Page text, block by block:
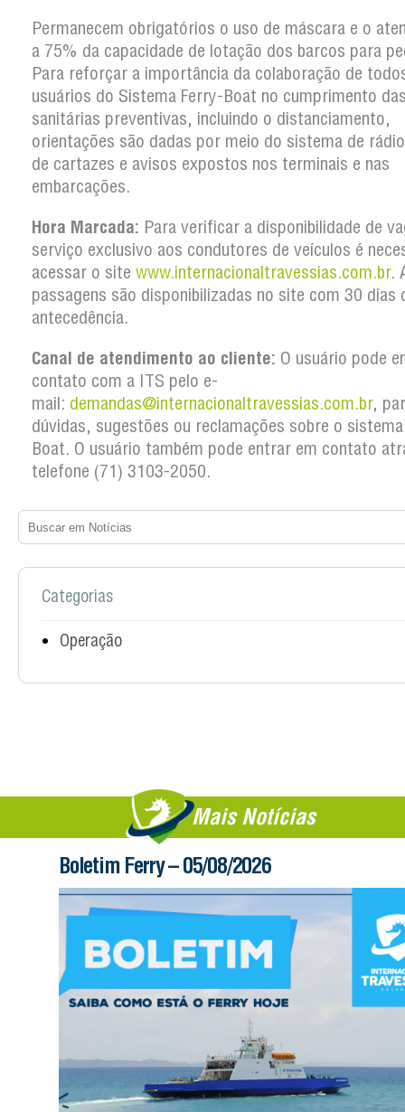
Permanecem obrigatórios o uso de máscara e o
a 75% da capacidade de lotação dos barcos para
Para reforçar a importância da colaboração de
usuários do Sistema Ferry-Boat no cumprimento
sanitárias preventivas, incluindo o distanciamento,
orientações são dadas por meio do sistema de
de cartazes e avisos expostos nos terminais e nas
embarcações.
Hora Marcada: Para verificar a disponibilidade de
serviço exclusivo aos condutores de veículos é
acessar o site www.internacionaltravessias.com.br.
passagens são disponibilizadas no site com 30 dias
antecedência.
Canal de atendimento ao cliente: O usuário pode
contato com a ITS pelo e-
mail: demandas@internacionaltravessias.com.br,
dúvidas, sugestões ou reclamações sobre o
Boat. O usuário também pode entrar em contato
telefone (71) 3103-2050.
Categorias
Operação
Mais Notícias
Boletim Ferry – 05/08/2026